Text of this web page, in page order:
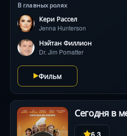
супругу. Новость о
ясного неба. Рецепт пирога «Я
Эрла» не заставил себя долго
отрада — симпатичный доктор
прибывший в город. Он женат,
В главных ролях
Кери Рассел
Jenna Hunterson
Нэйтан Филлион
Dr. Jim Pomatter
Фильм
Сегодня в